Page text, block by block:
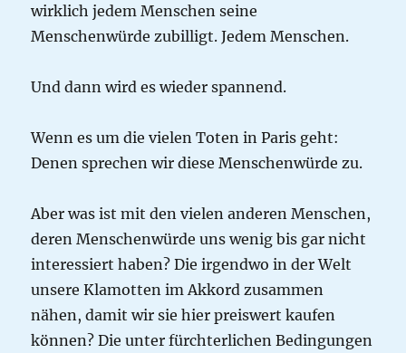
wirklich jedem Menschen seine
Menschenwürde zubilligt. Jedem Menschen.
Und dann wird es wieder spannend.
Wenn es um die vielen Toten in Paris geht:
Denen sprechen wir diese Menschenwürde zu.
Aber was ist mit den vielen anderen Menschen,
deren Menschenwürde uns wenig bis gar nicht
interessiert haben? Die irgendwo in der Welt
unsere Klamotten im Akkord zusammen
nähen, damit wir sie hier preiswert kaufen
können? Die unter fürchterlichen Bedingungen